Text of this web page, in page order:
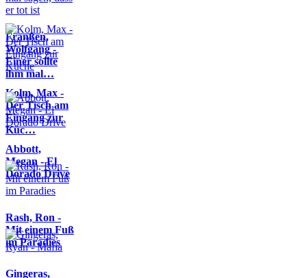
Franßen,
Wolfgang -
Einer sollte
ihm mal…
Kolm, Max -
Der Tisch am
Eingang zur
Küc…
Abbott,
Megan - El
Dorado Drive
Rash, Ron -
Mit einem Fuß
im Paradies
Gingeras,